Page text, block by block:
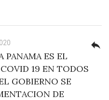
PANAMA ES EL
19 EN TODOS
GOBIERNO SE
DE
reply